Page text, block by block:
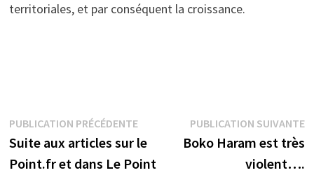
territoriales, et par conséquent la croissance.
Navigation
de
PUBLICATION PRÉCÉDENTEPublication
précédente :
Suite aux articles sur le
Point.fr et dans Le Point
PUBLICATION SUIVANTE
Boko Haram est très
violent….